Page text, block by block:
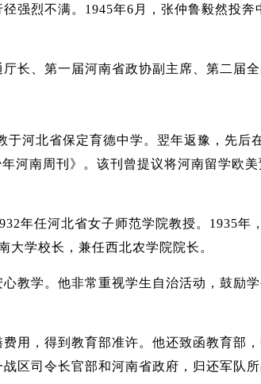
强烈不满。1945年6月，张仲鲁毅然投
、第一届河南省政协副主席、第二届
河北省保定育德中学。翌年返豫，先
河南周刊》。该刊曾提议将河南留学欧
年任河北省女子师范学院教授。1935年
大学校长，兼任西北农学院院长。
教学。他非常重视学生自治活动，鼓励
用，得到教育部准许。他还致函教育部
司令长官部和河南省政府，归还军队